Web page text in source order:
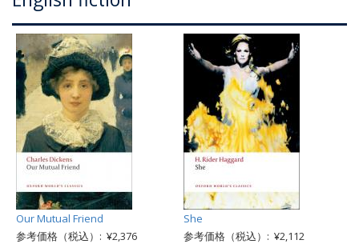
Our Mutual Friend
参考価格（税込）: ¥2,376
She
参考価格（税込）: ¥2,112